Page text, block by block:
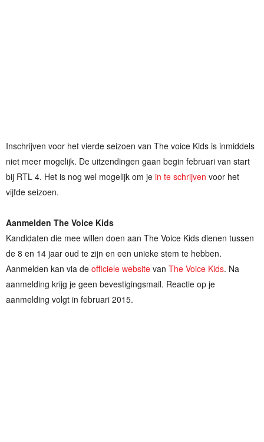
Inschrijven voor het vierde seizoen van The voice Kids is inmiddels
niet meer mogelijk. De uitzendingen gaan begin februari van start
bij RTL 4. Het is nog wel mogelijk om je in te schrijven voor het
vijfde seizoen.
Aanmelden The Voice Kids
Kandidaten die mee willen doen aan The Voice Kids dienen tussen
de 8 en 14 jaar oud te zijn en een unieke stem te hebben.
Aanmelden kan via de officiele website van The Voice Kids. Na
aanmelding krijg je geen bevestigingsmail. Reactie op je
aanmelding volgt in februari 2015.